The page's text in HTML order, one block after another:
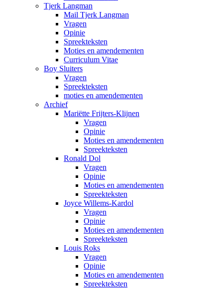
Tjerk Langman
Mail Tjerk Langman
Vragen
Opinie
Spreekteksten
Moties en amendementen
Curriculum Vitae
Boy Sluiters
Vragen
Spreekteksten
moties en amendementen
Archief
Mariëtte Frijters-Klijnen
Vragen
Opinie
Moties en amendementen
Spreekteksten
Ronald Dol
Vragen
Opinie
Moties en amendementen
Spreekteksten
Joyce Willems-Kardol
Vragen
Opinie
Moties en amendementen
Spreekteksten
Louis Roks
Vragen
Opinie
Moties en amendementen
Spreekteksten